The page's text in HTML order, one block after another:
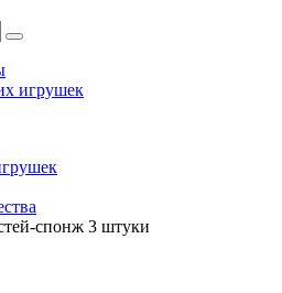
игрушек
спонж 3 штуки